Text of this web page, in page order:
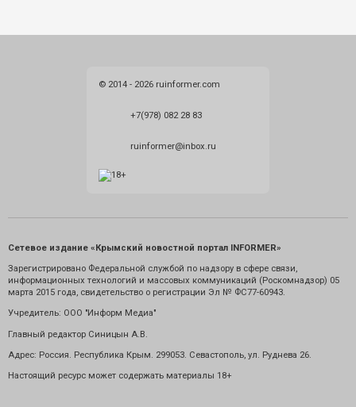
© 2014 - 2026 ruinformer.com
+7(978) 082 28 83
ruinformer@inbox.ru
Сетевое издание «Крымский новостной портал INFORMER»
Зарегистрировано Федеральной службой по надзору в сфере связи,
информационных технологий и массовых коммуникаций (Роскомнадзор) 05
марта 2015 года, свидетельство о регистрации Эл № ФС77-60943.
Учредитель: ООО "Информ Медиа"
Главный редактор Синицын А.В.
Адрес: Россия. Республика Крым. 299053. Севастополь, ул. Руднева 26.
Настоящий ресурс может содержать материалы 18+